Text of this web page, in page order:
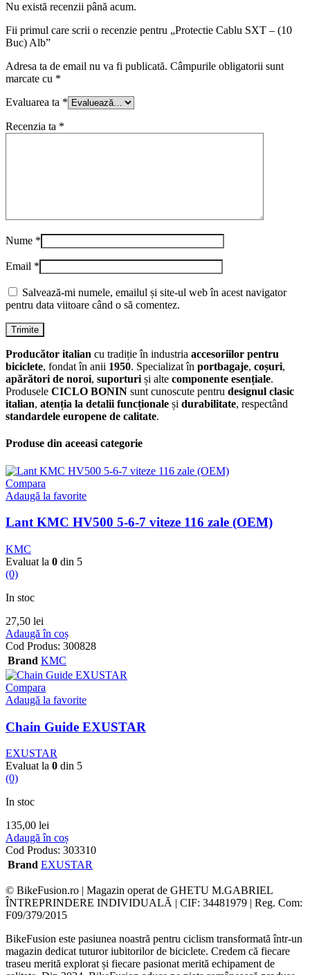
Nu există recenzii până acum.
Fii primul care scrii o recenzie pentru „Protectie Cablu SXT – (10
Buc) Alb”
Adresa ta de email nu va fi publicată. Câmpurile obligatorii sunt
marcate cu *
Evaluarea ta *
Recenzia ta *
Nume *
Email *
Salvează-mi numele, emailul și site-ul web în acest navigator
pentru data viitoare când o să comentez.
Producător italian cu tradiție în industria accesoriilor pentru
biciclete, fondat în anii 1950. Specializat în portbagaje, coșuri,
apărători de noroi, suporturi și alte componente esențiale.
Produsele CICLO BONIN sunt cunoscute pentru designul clasic
italian, atenția la detalii funcționale și durabilitate, respectând
standardele europene de calitate.
Produse din aceeasi categorie
Compara
Adaugă la favorite
Lant KMC HV500 5-6-7 viteze 116 zale (OEM)
KMC
Evaluat la 0 din 5
(0)
In stoc
27,50 lei
Adaugă în coș
Cod Produs: 300828
Brand KMC
Compara
Adaugă la favorite
Chain Guide EXUSTAR
EXUSTAR
Evaluat la 0 din 5
(0)
In stoc
135,00 lei
Adaugă în coș
Cod Produs: 303310
Brand EXUSTAR
© BikeFusion.ro | Magazin operat de GHETU M.GABRIEL
ÎNTREPRINDERE INDIVIDUALĂ | CIF: 34481979 | Reg. Com:
F09/379/2015
BikeFusion este pasiunea noastră pentru ciclism transformată într-un
magazin dedicat tuturor iubitorilor de biciclete. Credem că fiecare
traseu merită explorat și fiecare pasionat merită echipament de